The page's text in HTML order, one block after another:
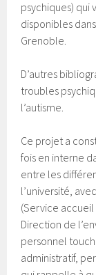
psychiques) qui
disponibles
Grenoble.
D’autres
troubles
l’autisme.
Ce projet a
fois en interne
entre les
l’université,
(Service
Direction de
personnel
administratif,